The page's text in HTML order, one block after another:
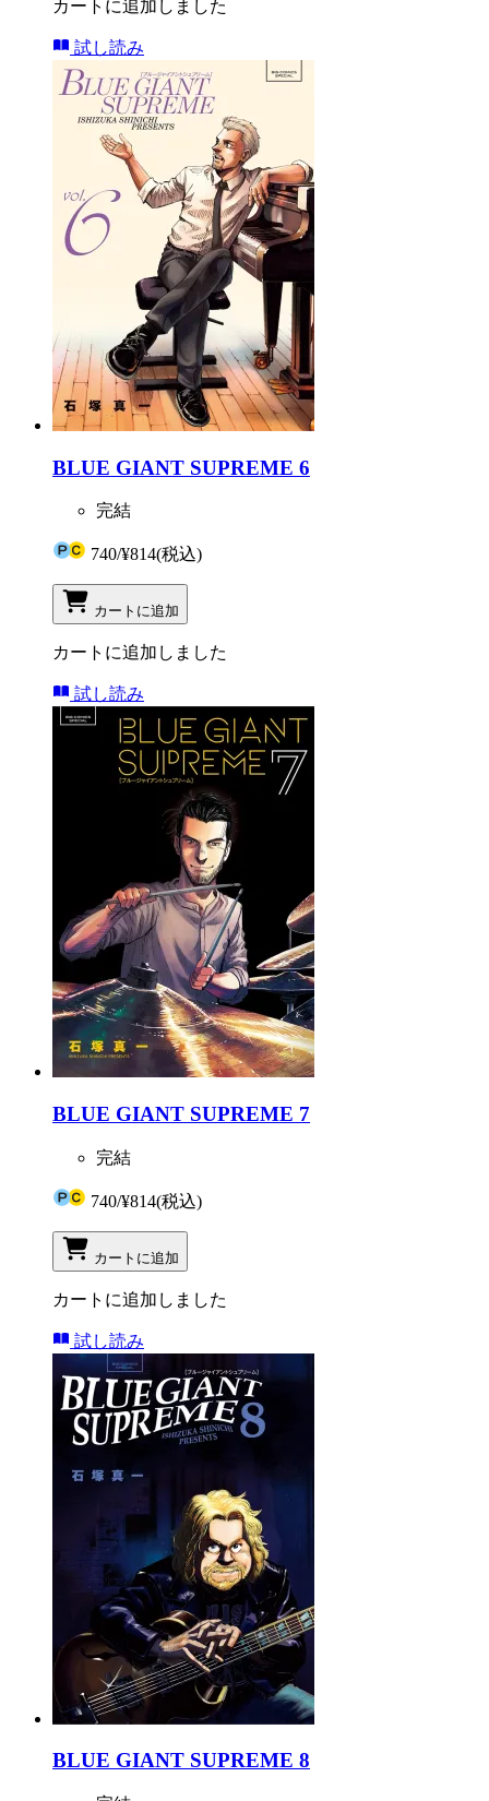
カートに追加しました
試し読み
BLUE GIANT SUPREME 6
完結
740/¥814(税込)
カートに追加
カートに追加しました
試し読み
BLUE GIANT SUPREME 7
完結
740/¥814(税込)
カートに追加
カートに追加しました
試し読み
BLUE GIANT SUPREME 8